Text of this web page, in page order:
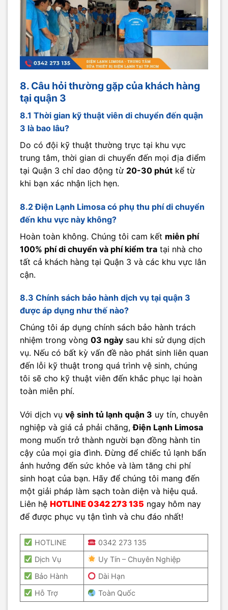
8. Câu hỏi thường gặp của khách hàng
tại quận 3
8.1 Thời gian kỹ thuật viên di chuyển đến quận
3 là bao lâu?
Do có đội kỹ thuật thường trực tại khu vực
trung tâm, thời gian di chuyển đến mọi địa điểm
tại Quận 3 chỉ dao động từ 20-30 phút kể từ
khi bạn xác nhận lịch hẹn.
8.2 Điện Lạnh Limosa có phụ thu phí di chuyển
đến khu vực này không?
Hoàn toàn không. Chúng tôi cam kết miễn phí
100% phí di chuyển và phí kiểm tra tại nhà cho
tất cả khách hàng tại Quận 3 và các khu vực lân
cận.
8.3 Chính sách bảo hành dịch vụ tại quận 3
được áp dụng như thế nào?
Chúng tôi áp dụng chính sách bảo hành trách
nhiệm trong vòng 03 ngày sau khi sử dụng dịch
vụ. Nếu có bất kỳ vấn đề nào phát sinh liên quan
đến lỗi kỹ thuật trong quá trình vệ sinh, chúng
tôi sẽ cho kỹ thuật viên đến khắc phục lại hoàn
toàn miễn phí.
Với dịch vụ vệ sinh tủ lạnh quận 3 uy tín, chuyên
nghiệp và giá cả phải chăng,Điện Lạnh Limosa
mong muốn trở thành người bạn đồng hành tin
cậy của mọi gia đình. Đừng để chiếc tủ lạnh bẩn
ảnh hưởng đến sức khỏe và làm tăng chi phí
sinh hoạt của bạn. Hãy để chúng tôi mang đến
một giải pháp làm sạch toàn diện và hiệu quả.
Liên hệ HOTLINE0342 273 135 ngay hôm nay
để được phục vụ tận tình và chu đáo nhất!
HOTLINE
0342 273 135
Dịch Vụ
Uy Tín – Chuyên Nghiệp
Bảo Hành
Dài Hạn
Hỗ Trợ
Toàn Quốc